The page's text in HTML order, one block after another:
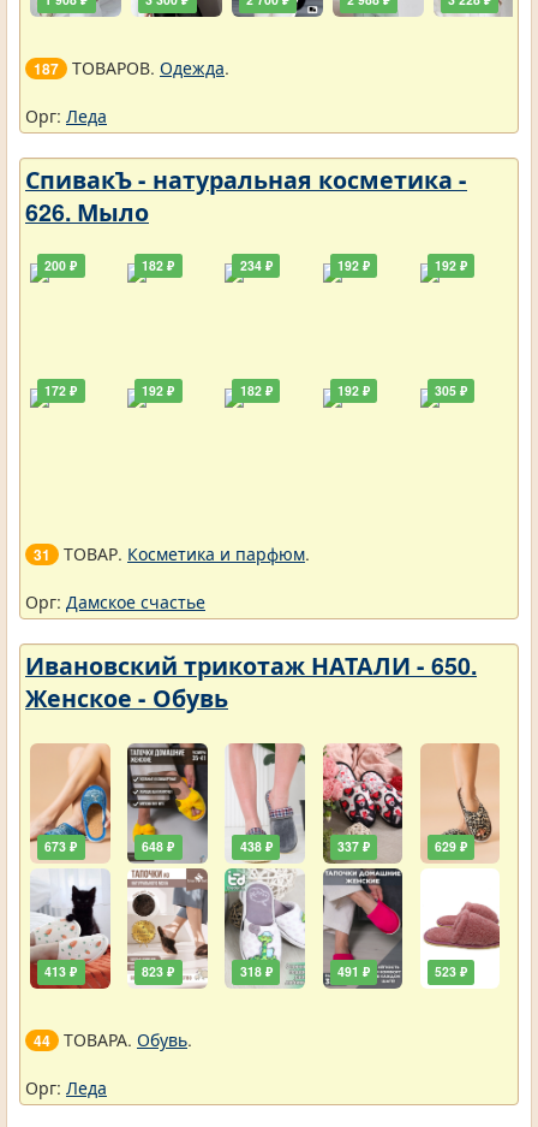
187 ТОВАРОВ. Одежда.
Орг: Леда
СпивакЪ - натуральная косметика -
626. Мыло
200 ₽
172 ₽
182 ₽
192 ₽
234 ₽
182 ₽
192 ₽
192 ₽
192 ₽
305 ₽
31 ТОВАР. Косметика и парфюм.
Орг: Дамское счастье
Ивановский трикотаж НАТАЛИ - 650.
Женское - Обувь
673 ₽
413 ₽
648 ₽
823 ₽
438 ₽
318 ₽
337 ₽
491 ₽
629 ₽
523 ₽
44 ТОВАРА. Обувь.
Орг: Леда